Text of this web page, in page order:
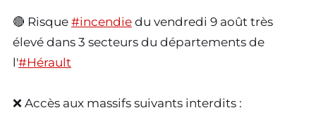
🔴 Risque #incendie du vendredi 9 août très
élevé dans 3 secteurs du départements de
l'#Hérault
❌ Accès aux massifs suivants interdits :